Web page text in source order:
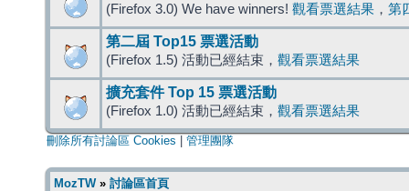
(Firefox 3.0) We have winners! 觀看票選結果 ， 第
第二屆 Top15 票選活動
(Firefox 1.5) 活動已經結束， 觀看票選結果
擴充套件 Top 15 票選活動
(Firefox 1.0) 活動已經結束， 觀看票選結果
刪除所有討論區 Cookies 管理團隊
MozTW» 討論區首頁